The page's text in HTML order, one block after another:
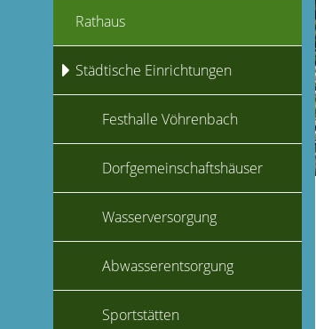
Rathaus
Städtische Einrichtungen
Festhalle Vöhrenbach
Dorfgemeinschaftshäuser
Wasserversorgung
Abwasserentsorgung
Sportstätten